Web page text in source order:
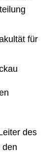
für
des
den